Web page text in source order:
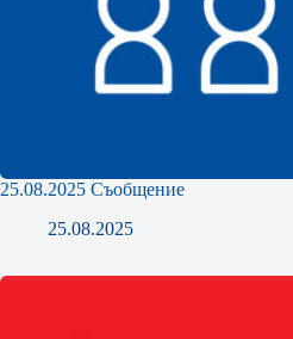
25.08.2025 Съобщение
25.08.2025